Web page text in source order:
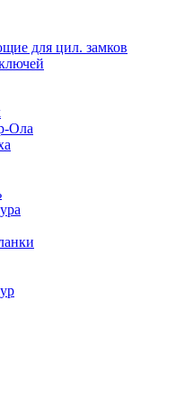
для цил. замков
Ола